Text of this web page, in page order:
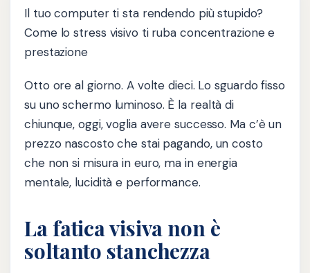
Il tuo computer ti sta rendendo più stupido?
Come lo stress visivo ti ruba concentrazione e
prestazione
Otto ore al giorno. A volte dieci. Lo sguardo fisso
su uno schermo luminoso. È la realtà di
chiunque, oggi, voglia avere successo. Ma c’è un
prezzo nascosto che stai pagando, un costo
che non si misura in euro, ma in energia
mentale, lucidità e performance.
La fatica visiva non è
soltanto stanchezza